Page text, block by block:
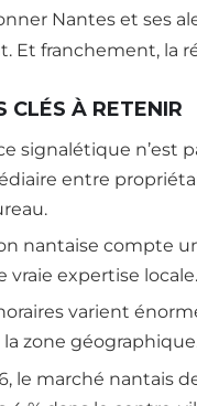
Nantes et ses
Et franchement, la
CLÉS À RETENIR
signalétique n’est
entre
nantaise compte
vraie expertise
varient
zone
le marché nantais